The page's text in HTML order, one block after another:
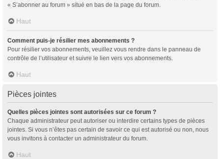
« S’abonner au forum » situé en bas de la page du forum.
Haut
Comment puis-je résilier mes abonnements ?
Pour résilier vos abonnements, veuillez vous rendre dans le panneau de
contrôle de l’utilisateur et suivre le lien vers vos abonnements.
Haut
Pièces jointes
Quelles pièces jointes sont autorisées sur ce forum ?
Chaque administrateur peut autoriser ou interdire certains types de pièces
jointes. Si vous n’êtes pas certain de savoir ce qui est autorisé ou non, nous
vous invitons à contacter un administrateur du forum.
Haut